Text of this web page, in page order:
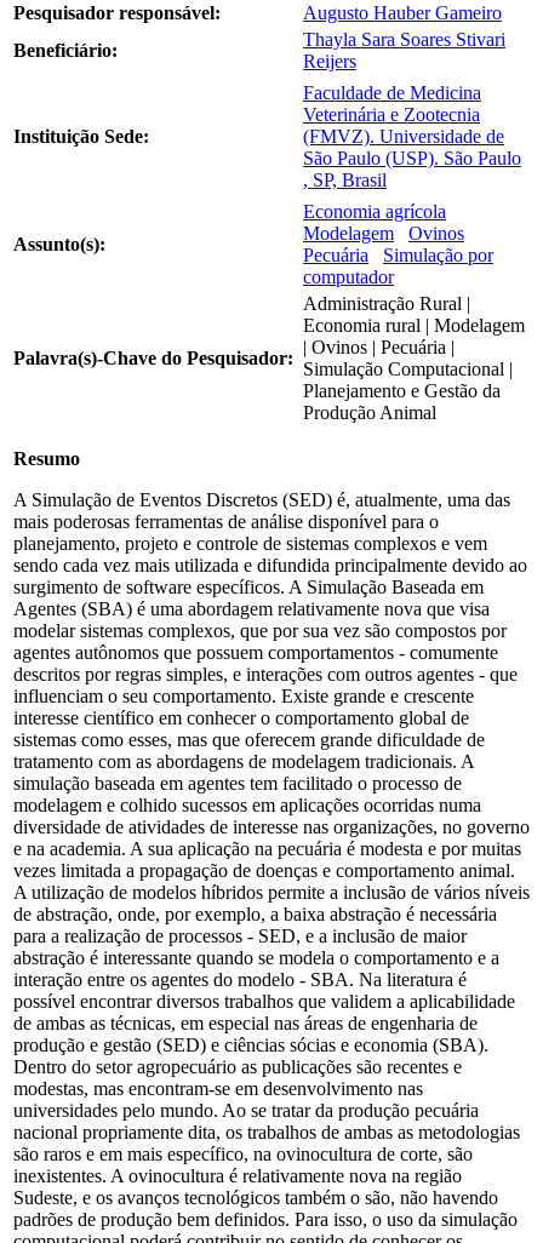
Pesquisador responsável:
Augusto Hauber Gameiro
Beneficiário:
Thayla Sara Soares Stivari
Reijers
Instituição Sede:
Faculdade de Medicina
Veterinária e Zootecnia
(FMVZ). Universidade de
São Paulo (USP). São Paulo
, SP, Brasil
Assunto(s):
Economia agrícola
Modelagem
Ovinos
Pecuária
Simulação por
computador
Palavra(s)-Chave do Pesquisador:
Administração Rural |
Economia rural | Modelagem
| Ovinos | Pecuária |
Simulação Computacional |
Planejamento e Gestão da
Produção Animal
Resumo
A Simulação de Eventos Discretos (SED) é, atualmente, uma das
mais poderosas ferramentas de análise disponível para o
planejamento, projeto e controle de sistemas complexos e vem
sendo cada vez mais utilizada e difundida principalmente devido ao
surgimento de software específicos. A Simulação Baseada em
Agentes (SBA) é uma abordagem relativamente nova que visa
modelar sistemas complexos, que por sua vez são compostos por
agentes autônomos que possuem comportamentos - comumente
descritos por regras simples, e interações com outros agentes - que
influenciam o seu comportamento. Existe grande e crescente
interesse científico em conhecer o comportamento global de
sistemas como esses, mas que oferecem grande dificuldade de
tratamento com as abordagens de modelagem tradicionais. A
simulação baseada em agentes tem facilitado o processo de
modelagem e colhido sucessos em aplicações ocorridas numa
diversidade de atividades de interesse nas organizações, no governo
e na academia. A sua aplicação na pecuária é modesta e por muitas
vezes limitada a propagação de doenças e comportamento animal.
A utilização de modelos híbridos permite a inclusão de vários níveis
de abstração, onde, por exemplo, a baixa abstração é necessária
para a realização de processos - SED, e a inclusão de maior
abstração é interessante quando se modela o comportamento e a
interação entre os agentes do modelo - SBA. Na literatura é
possível encontrar diversos trabalhos que validem a aplicabilidade
de ambas as técnicas, em especial nas áreas de engenharia de
produção e gestão (SED) e ciências sócias e economia (SBA).
Dentro do setor agropecuário as publicações são recentes e
modestas, mas encontram-se em desenvolvimento nas
universidades pelo mundo. Ao se tratar da produção pecuária
nacional propriamente dita, os trabalhos de ambas as metodologias
são raros e em mais específico, na ovinocultura de corte, são
inexistentes. A ovinocultura é relativamente nova na região
Sudeste, e os avanços tecnológicos também o são, não havendo
padrões de produção bem definidos. Para isso, o uso da simulação